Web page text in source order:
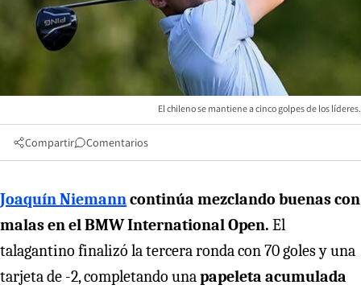
El chileno se mantiene a cinco golpes de los líderes.
Compartir Comentarios
Joaquín Niemanncontinúa mezclando buenas con
malas en el BMW International Open. El
talagantino finalizó la tercera ronda con 70 goles y una
tarjeta de -2, completando unapapeleta acumulada